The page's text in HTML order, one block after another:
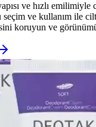
ve hızlı emilimiyle
ve kullanım ile cilt
koruyun ve